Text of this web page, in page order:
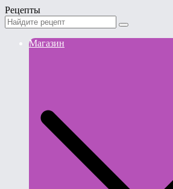
Рецепты
Магазин